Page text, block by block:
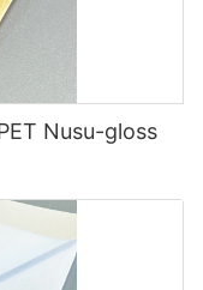
Nusu-gloss